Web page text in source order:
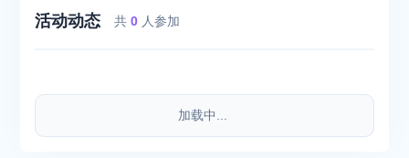
活动动态 共0 人参加
加载中...